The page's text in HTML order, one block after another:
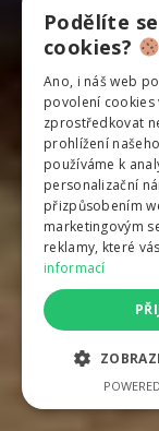
Podělíte
cookies?
Ano, i náš web
povolení cookies
zprostředkovat
prohlížení
používáme k
personalizační
přizpůsobením
marketingovým
reklamy, které
informací